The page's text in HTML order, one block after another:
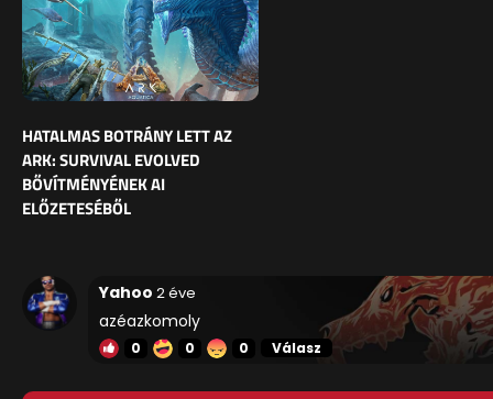
HATALMAS BOTRÁNY LETT AZ
ARK: SURVIVAL EVOLVED
BŐVÍTMÉNYÉNEK AI
ELŐZETESÉBŐL
Yahoo 2 éve
azéazkomoly
0 0 0 Válasz